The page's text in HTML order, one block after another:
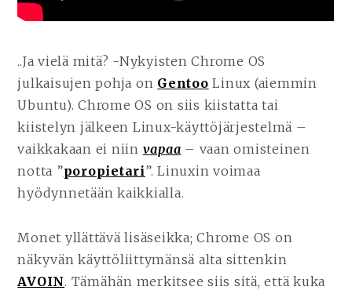
..Ja vielä mitä? -Nykyisten Chrome OS
julkaisujen pohja on Gentoo Linux (aiemmin
Ubuntu). Chrome OS on siis kiistatta tai
kiistelyn jälkeen Linux-käyttöjärjestelmä –
vaikkakaan ei niin vapaa – vaan omisteinen
notta ”poropietari”. Linuxin voimaa
hyödynnetään kaikkialla.
Monet yllättävä lisäseikka; Chrome OS on
näkyvän käyttöliittymänsä alta sittenkin
AVOIN. Tämähän merkitsee siis sitä, että kuka